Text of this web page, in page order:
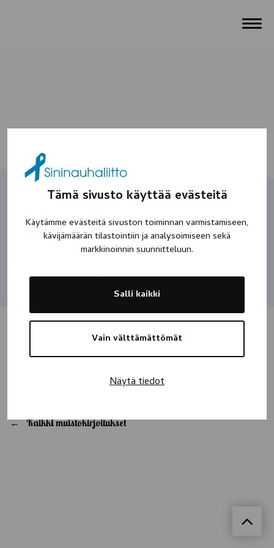
Tämä sivusto käyttää evästeitä
Käytämme evästeitä sivuston toiminnan varmistamiseen,
kävijämäärän tilastointiin ja analysoimiseen sekä
markkinoinnin suunnitteluun.
Vain välttämättömät
Salli kaikki
Näytä tiedot
Iskä ja Katri
Kiitos kun olitte elämässäni. Kaipaan… muistoissa elätte.
Kaikki muistokirjoitukset